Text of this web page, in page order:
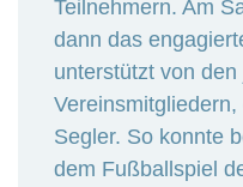
Teilnehmern. Am
dann das
unterstützt von den
Segler. So konnte
dem Fußballspiel